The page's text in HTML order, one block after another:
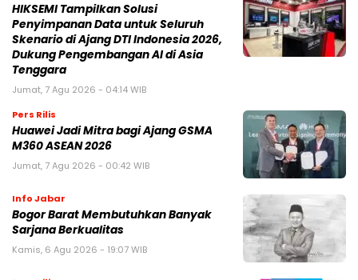
HIKSEMI Tampilkan Solusi
Penyimpanan Data untuk Seluruh
Skenario di Ajang DTI Indonesia 2026,
Dukung Pengembangan AI di Asia
Tenggara
Jumat, 7 Agu 2026 - 04:14 WIB
Pers Rilis
Huawei Jadi Mitra bagi Ajang GSMA
M360 ASEAN 2026
Jumat, 7 Agu 2026 - 00:42 WIB
Info Jabar
Bogor Barat Membutuhkan Banyak
Sarjana Berkualitas
Kamis, 6 Agu 2026 - 19:07 WIB